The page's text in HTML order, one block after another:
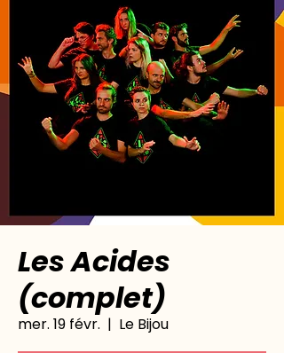
Les Acides
(complet)
mer. 19 févr.
  |
Le Bijou